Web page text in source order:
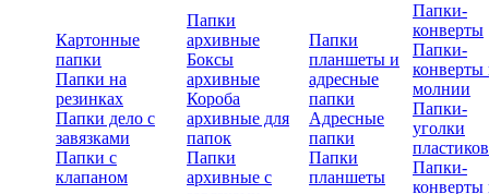
Картонные
папки
Папки на
резинках
Папки дело с
завязками
Папки с
клапаном
Папки
архивные
Боксы
архивные
Короба
архивные для
папок
Папки
архивные с
Папки
планшеты и
адресные
папки
Адресные
папки
Папки
планшеты
Папки-
конверты
Папки-
конверты
молнии
Папки-
уголки
Папки-
конверты